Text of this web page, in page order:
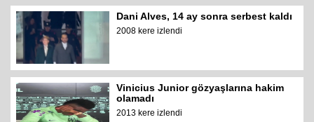
Dani Alves, 14 ay sonra serbest kaldı
2008 kere izlendi
Vinicius Junior gözyaşlarına hakim
olamadı
2013 kere izlendi